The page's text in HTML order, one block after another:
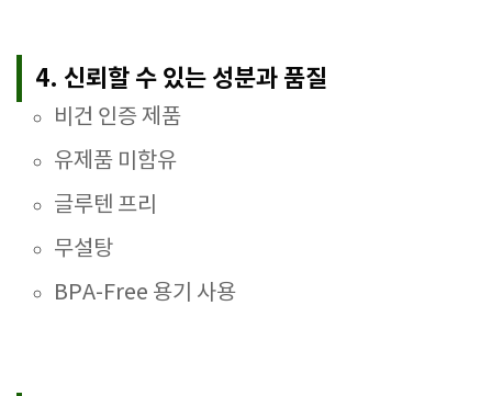
4. 신뢰할 수 있는 성분과 품질
비건 인증 제품
유제품 미함유
글루텐 프리
무설탕
BPA-Free 용기 사용